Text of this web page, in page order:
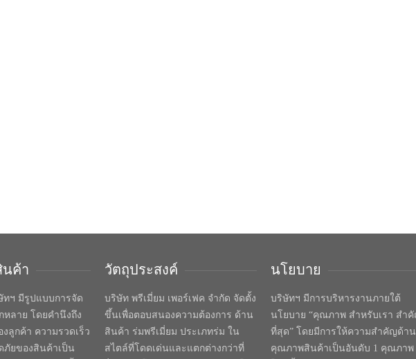
นค้า
ทฯ มีรูปแบบการจัด
ลาย โดยคำนึงถึง
ลูกค้า ความรวดเร็ว
ภัยของสินค้าเป็น
วัตถุประสงค์
บริษัท พรีเมี่ยม เพอร์เฟค จำกัด จัดตั้ง
ขึ้นเพื่อตอบสนองความต้องการ ด้าน
สินค้า ร่มพรีเมี่ยม ประเภทร่ม ใน
สไตล์ที่โดดเด่นและแตกต่างกว่าที่
นโยบาย
บริษัทฯ มีการบริหารงานภายใต้
นโยบาย “คุณภาพ สำหรับเรา สำ
ที่สุด” โดยมีการให้ความสำคัญด้าน
คุณภาพสินค้าเป็นอันดับ 1 คุณภาพ